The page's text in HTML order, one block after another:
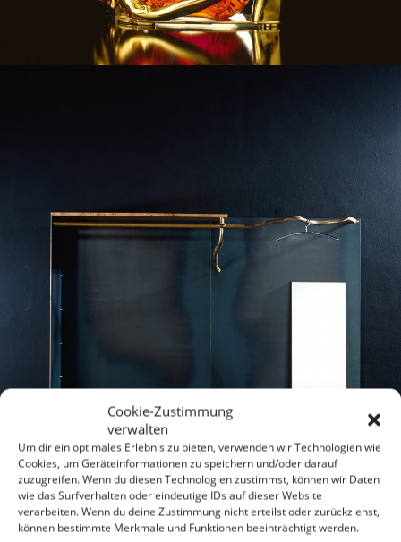
Cookie-Zustimmung
verwalten
Um dir ein optimales Erlebnis zu bieten, verwenden wir Technologien wie
Cookies, um Geräteinformationen zu speichern und/oder darauf
zuzugreifen. Wenn du diesen Technologien zustimmst, können wir Daten
wie das Surfverhalten oder eindeutige IDs auf dieser Website
verarbeiten. Wenn du deine Zustimmung nicht erteilst oder zurückziehst,
können bestimmte Merkmale und Funktionen beeinträchtigt werden.